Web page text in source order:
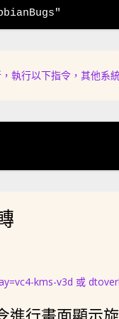
執行以下指令，其他系
kms-v3d 或
進行畫面顯示